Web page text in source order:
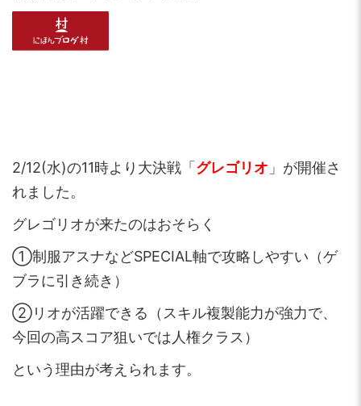
2/12(水)の11時より大決戦「 グレゴリオ 」が開催さ
れました。
グレゴリオが来たのはおそらく
①制服アスナなどSPECIAL軸で攻略しやすい（ゲ
ブラに引き続き）
②リオが活躍できる（スキル複製能力が強力で、
今回の高スコア狙いでは人権クラス）
という理由が考えられます。